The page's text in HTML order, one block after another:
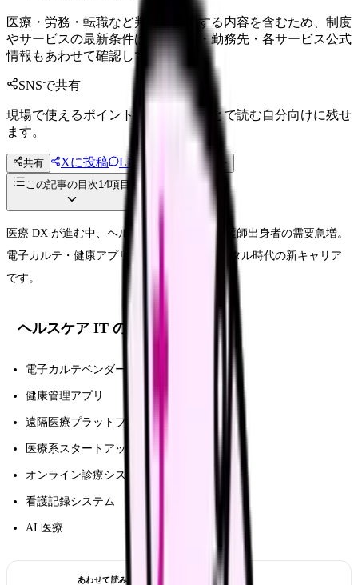
医療・労務・転職など判断に影響する内容を含むため、制度
やサービスの最新条件は公的機関・勤務先・各サービス公式
情報もあわせて確認してください。
SNSで共有
現場で使えるポイントを、同僚やあとで読む自分向けに残せ
ます。
共有 Xに投稿 LINE
投稿文コピー
この記事の目次14項目
医療 DX が進む中、ヘルスケア IT 業界で看護師出身者の需要急増。
電子カルテ・健康アプリ・遠隔医療と、デジタル時代の新キャリア
です。
ヘルスケア IT の領域
電子カルテベンダー
健康管理アプリ
遠隔医療プラットフォーム
医療系スタートアップ
オンライン診療システム
看護記録システム
AI 医療
あわせて読みたい